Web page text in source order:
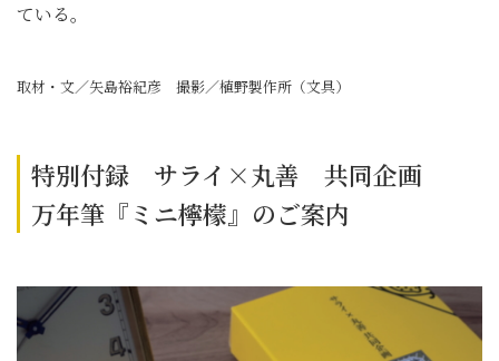
ている。
取材・文／矢島裕紀彦 撮影／植野製作所（文具）
特別付録 サライ×丸善 共同企画
万年筆『ミニ檸檬』のご案内